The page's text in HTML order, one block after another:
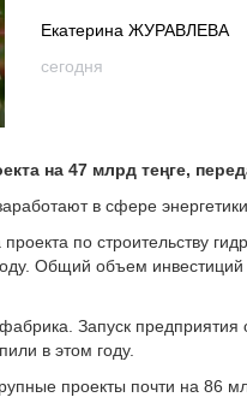
Екатерина ЖУРАВЛЕВА
сегодня
на 47 млрд теңге,
в сфере
по строительству
Общий объем
Запуск
в этом году.
проекты почти на 86